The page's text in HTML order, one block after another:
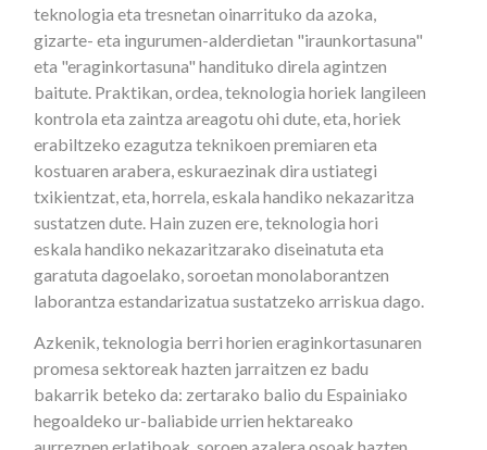
teknologia eta tresnetan oinarrituko da azoka,
gizarte- eta ingurumen-alderdietan "iraunkortasuna"
eta "eraginkortasuna" handituko direla agintzen
baitute. Praktikan, ordea, teknologia horiek langileen
kontrola eta zaintza areagotu ohi dute, eta, horiek
erabiltzeko ezagutza teknikoen premiaren eta
kostuaren arabera, eskuraezinak dira ustiategi
txikientzat, eta, horrela, eskala handiko nekazaritza
sustatzen dute. Hain zuzen ere, teknologia hori
eskala handiko nekazaritzarako diseinatuta eta
garatuta dagoelako, soroetan monolaborantzen
laborantza estandarizatua sustatzeko arriskua dago.
Azkenik, teknologia berri horien eraginkortasunaren
promesa sektoreak hazten jarraitzen ez badu
bakarrik beteko da: zertarako balio du Espainiako
hegoaldeko ur-baliabide urrien hektareako